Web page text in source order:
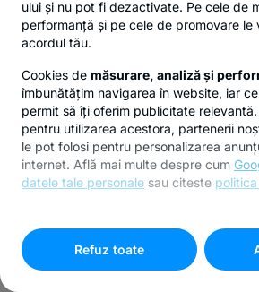
ului și nu pot fi dezactivate. Pe cele de
performanță și pe cele de promovare le
acordul tău.
Cookies de măsurare, analiză și
îmbunătățim navigarea în website, iar
permit să îți oferim publicitate
pentru utilizarea acestora, partenerii
le pot folosi pentru personalizarea
internet. Află mai multe despre cum
datele tale personale sau citeste
cookies"
Refuz toate